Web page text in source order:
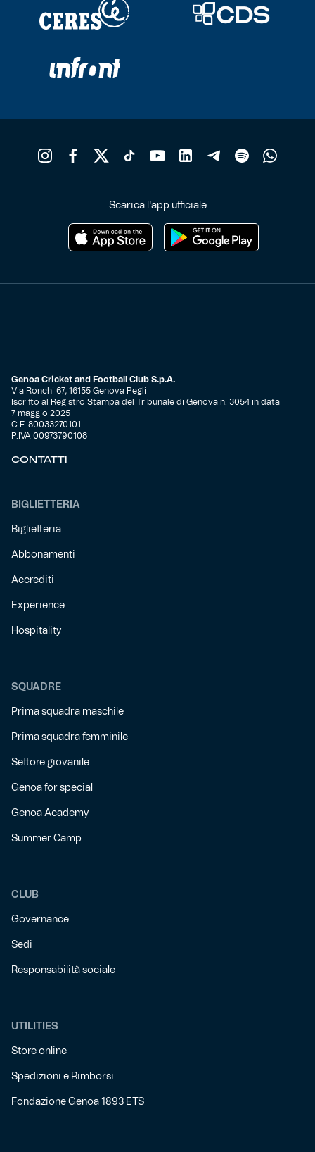
Scarica l'app ufficiale
Genoa Cricket and Football Club S.p.A.
Via Ronchi 67, 16155 Genova Pegli
Iscritto al Registro Stampa del Tribunale di Genova n. 3054 in data
7 maggio 2025
C.F. 80033270101
P.IVA 00973790108
CONTATTI
BIGLIETTERIA
Biglietteria
Abbonamenti
Accrediti
Experience
Hospitality
SQUADRE
Prima squadra maschile
Prima squadra femminile
Settore giovanile
Genoa for special
Genoa Academy
Summer Camp
CLUB
Governance
Sedi
Responsabilità sociale
UTILITIES
Store online
Spedizioni e Rimborsi
Fondazione Genoa 1893 ETS